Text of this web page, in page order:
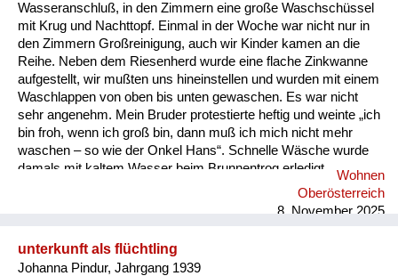
Wasseranschluß, in den Zimmern eine große Waschschüssel
mit Krug und Nachttopf. Einmal in der Woche war nicht nur in
den Zimmern Großreinigung, auch wir Kinder kamen an die
Reihe. Neben dem Riesenherd wurde eine flache Zinkwanne
aufgestellt, wir mußten uns hineinstellen und wurden mit einem
Waschlappen von oben bis unten gewaschen. Es war nicht
sehr angenehm. Mein Bruder protestierte heftig und weinte „ich
bin froh, wenn ich groß bin, dann muß ich mich nicht mehr
waschen – so wie der Onkel Hans“. Schnelle Wäsche wurde
damals mit kaltem Wasser beim Brunnentrog erledigt.
Ansonsten im Zimmer mit warmen Wasser, das in der Küche
vom seitlich eingebauten Wasserbecken geholt wurde. Ich
Menschen am Ho...
Wohnen
Oberösterreich
8. November 2025
unterkunft als flüchtling
Johanna Pindur, Jahrgang 1939